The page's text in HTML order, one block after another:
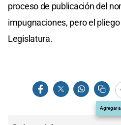
proceso de publicación del
impugnaciones, pero el
Legislatura.
Agregar